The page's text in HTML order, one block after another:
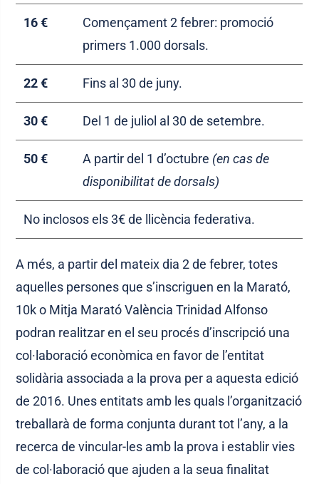
16 €
Començament 2 febrer: promoció
primers 1.000 dorsals.
22 € Fins al 30 de juny.
30 € Del 1 de juliol al 30 de setembre.
50 € A partir del 1 d’octubre (en cas de
disponibilitat de dorsals)
No inclosos els 3€ de llicència federativa.
A més, a partir del mateix dia 2 de febrer, totes
aquelles persones que s’inscriguen en la Marató,
10k o Mitja Marató València Trinidad Alfonso
podran realitzar en el seu procés d’inscripció una
col·laboració econòmica en favor de l’entitat
solidària associada a la prova per a aquesta edició
de 2016. Unes entitats amb les quals l’organització
treballarà de forma conjunta durant tot l’any, a la
recerca de vincular-les amb la prova i establir vies
de col·laboració que ajuden a la seua finalitat